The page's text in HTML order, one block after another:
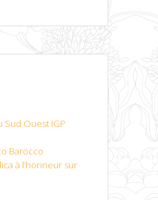
Sud Ouest IGP
Barocco
à l’honneur sur